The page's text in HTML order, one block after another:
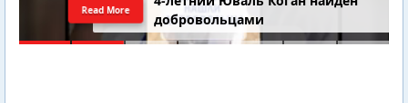
Самарии // Новости Израиля.
Шарп. Финкель. Дубнов
Read More